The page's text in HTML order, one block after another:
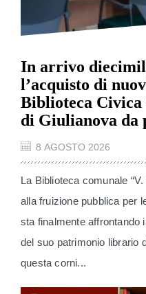
In arrivo
l’acquisto di
Biblioteca Civica
di Giulianova
8 AGOSTO 2026
La Biblioteca comunale
alla fruizione pubblica per
sta finalmente affrontando
del suo patrimonio librario
questa corni...